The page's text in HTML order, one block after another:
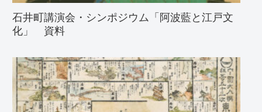
石井町講演会・シンポジウム「阿波藍と江戸文
化」 資料